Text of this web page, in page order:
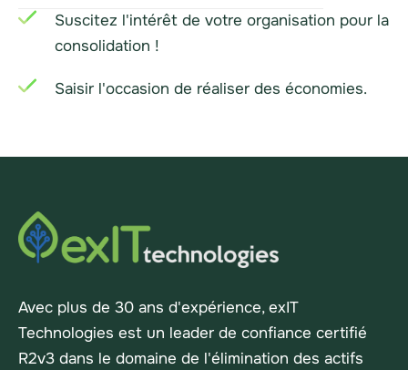
Suscitez l'intérêt de votre organisation pour la
consolidation !
Saisir l'occasion de réaliser des économies.
Avec plus de 30 ans d'expérience, exIT
Technologies est un leader de confiance certifié
R2v3 dans le domaine de l'élimination des actifs